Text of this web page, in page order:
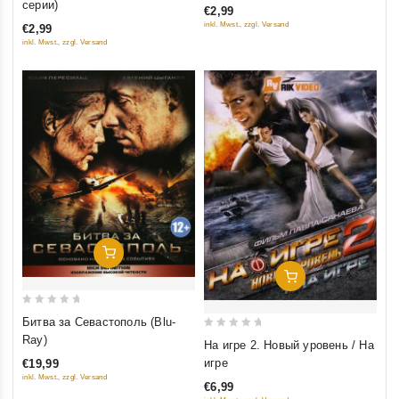
5
серии)
€2,99
inkl. Mwst., zzgl. Versand
of
€2,99
inkl. Mwst., zzgl. Versand
Добавить В Корзину
5
Битва за Севастополь (Blu-
Ray)
€19,99
inkl. Mwst., zzgl. Versand
Добавить В Корзину
5
На игре 2. Новый уровень / На
игре
€6,99